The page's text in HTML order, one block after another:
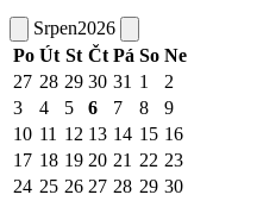
Srpen2026
Po Út St Čt Pá So Ne
27 28 29 30 31 1
2
3
4 5 6 7 8
9
10 11 12 13 14 15 16
17 18 19 20 21 22 23
24 25 26 27 28 29 30